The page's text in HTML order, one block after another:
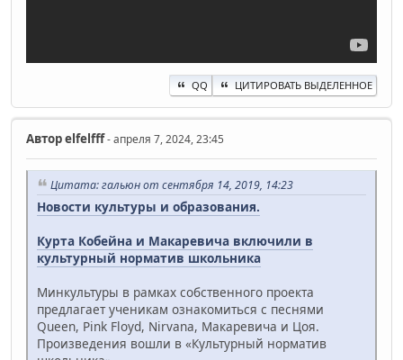
QQ ЦИТИРОВАТЬ ВЫДЕЛЕННОЕ
Авторelfelfff- апреля 7, 2024, 23:45
Цитата: гальюн от сентября 14, 2019, 14:23
Новости культуры и образования.
Курта Кобейна и Макаревича включили в
культурный норматив школьника
Минкультуры в рамках собственного проекта
предлагает ученикам ознакомиться с песнями
Queen, Pink Floyd, Nirvana, Макаревича и Цоя.
Произведения вошли в «Культурный норматив